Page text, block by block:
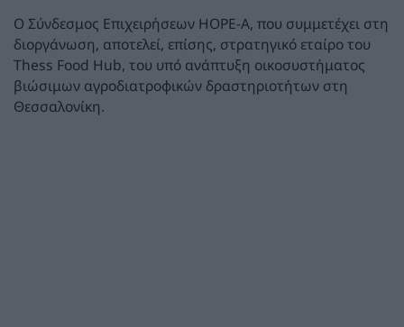
Ο Σύνδεσμος Επιχειρήσεων HOPE-A, που συμμετέχει στη
διοργάνωση, αποτελεί, επίσης, στρατηγικό εταίρο του
Thess Food Hub, του υπό ανάπτυξη οικοσυστήματος
βιώσιμων αγροδιατροφικών δραστηριοτήτων στη
Θεσσαλονίκη.